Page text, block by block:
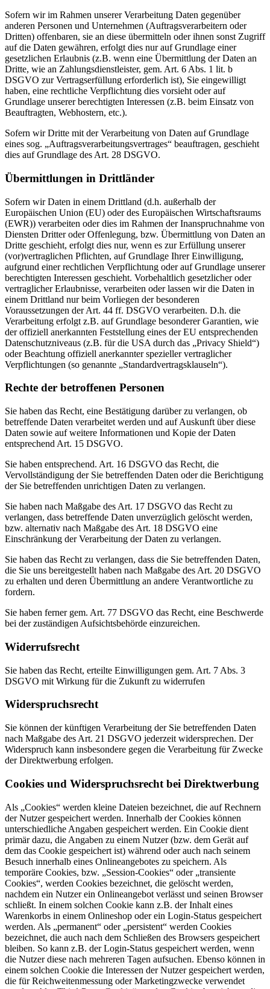
Sofern wir im Rahmen unserer Verarbeitung Daten gegenüber
anderen Personen und Unternehmen (Auftragsverarbeitern oder
Dritten) offenbaren, sie an diese übermitteln oder ihnen sonst Zugriff
auf die Daten gewähren, erfolgt dies nur auf Grundlage einer
gesetzlichen Erlaubnis (z.B. wenn eine Übermittlung der Daten an
Dritte, wie an Zahlungsdienstleister, gem. Art. 6 Abs. 1 lit. b
DSGVO zur Vertragserfüllung erforderlich ist), Sie eingewilligt
haben, eine rechtliche Verpflichtung dies vorsieht oder auf
Grundlage unserer berechtigten Interessen (z.B. beim Einsatz von
Beauftragten, Webhostern, etc.).
Sofern wir Dritte mit der Verarbeitung von Daten auf Grundlage
eines sog. „Auftragsverarbeitungsvertrages“ beauftragen, geschieht
dies auf Grundlage des Art. 28 DSGVO.
Übermittlungen in Drittländer
Sofern wir Daten in einem Drittland (d.h. außerhalb der
Europäischen Union (EU) oder des Europäischen Wirtschaftsraums
(EWR)) verarbeiten oder dies im Rahmen der Inanspruchnahme von
Diensten Dritter oder Offenlegung, bzw. Übermittlung von Daten an
Dritte geschieht, erfolgt dies nur, wenn es zur Erfüllung unserer
(vor)vertraglichen Pflichten, auf Grundlage Ihrer Einwilligung,
aufgrund einer rechtlichen Verpflichtung oder auf Grundlage unserer
berechtigten Interessen geschieht. Vorbehaltlich gesetzlicher oder
vertraglicher Erlaubnisse, verarbeiten oder lassen wir die Daten in
einem Drittland nur beim Vorliegen der besonderen
Voraussetzungen der Art. 44 ff. DSGVO verarbeiten. D.h. die
Verarbeitung erfolgt z.B. auf Grundlage besonderer Garantien, wie
der offiziell anerkannten Feststellung eines der EU entsprechenden
Datenschutzniveaus (z.B. für die USA durch das „Privacy Shield“)
oder Beachtung offiziell anerkannter spezieller vertraglicher
Verpflichtungen (so genannte „Standardvertragsklauseln“).
Rechte der betroffenen Personen
Sie haben das Recht, eine Bestätigung darüber zu verlangen, ob
betreffende Daten verarbeitet werden und auf Auskunft über diese
Daten sowie auf weitere Informationen und Kopie der Daten
entsprechend Art. 15 DSGVO.
Sie haben entsprechend. Art. 16 DSGVO das Recht, die
Vervollständigung der Sie betreffenden Daten oder die Berichtigung
der Sie betreffenden unrichtigen Daten zu verlangen.
Sie haben nach Maßgabe des Art. 17 DSGVO das Recht zu
verlangen, dass betreffende Daten unverzüglich gelöscht werden,
bzw. alternativ nach Maßgabe des Art. 18 DSGVO eine
Einschränkung der Verarbeitung der Daten zu verlangen.
Sie haben das Recht zu verlangen, dass die Sie betreffenden Daten,
die Sie uns bereitgestellt haben nach Maßgabe des Art. 20 DSGVO
zu erhalten und deren Übermittlung an andere Verantwortliche zu
fordern.
Sie haben ferner gem. Art. 77 DSGVO das Recht, eine Beschwerde
bei der zuständigen Aufsichtsbehörde einzureichen.
Widerrufsrecht
Sie haben das Recht, erteilte Einwilligungen gem. Art. 7 Abs. 3
DSGVO mit Wirkung für die Zukunft zu widerrufen
Widerspruchsrecht
Sie können der künftigen Verarbeitung der Sie betreffenden Daten
nach Maßgabe des Art. 21 DSGVO jederzeit widersprechen. Der
Widerspruch kann insbesondere gegen die Verarbeitung für Zwecke
der Direktwerbung erfolgen.
Cookies und Widerspruchsrecht bei Direktwerbung
Als „Cookies“ werden kleine Dateien bezeichnet, die auf Rechnern
der Nutzer gespeichert werden. Innerhalb der Cookies können
unterschiedliche Angaben gespeichert werden. Ein Cookie dient
primär dazu, die Angaben zu einem Nutzer (bzw. dem Gerät auf
dem das Cookie gespeichert ist) während oder auch nach seinem
Besuch innerhalb eines Onlineangebotes zu speichern. Als
temporäre Cookies, bzw. „Session-Cookies“ oder „transiente
Cookies“, werden Cookies bezeichnet, die gelöscht werden,
nachdem ein Nutzer ein Onlineangebot verlässt und seinen Browser
schließt. In einem solchen Cookie kann z.B. der Inhalt eines
Warenkorbs in einem Onlineshop oder ein Login-Status gespeichert
werden. Als „permanent“ oder „persistent“ werden Cookies
bezeichnet, die auch nach dem Schließen des Browsers gespeichert
bleiben. So kann z.B. der Login-Status gespeichert werden, wenn
die Nutzer diese nach mehreren Tagen aufsuchen. Ebenso können in
einem solchen Cookie die Interessen der Nutzer gespeichert werden,
die für Reichweitenmessung oder Marketingzwecke verwendet